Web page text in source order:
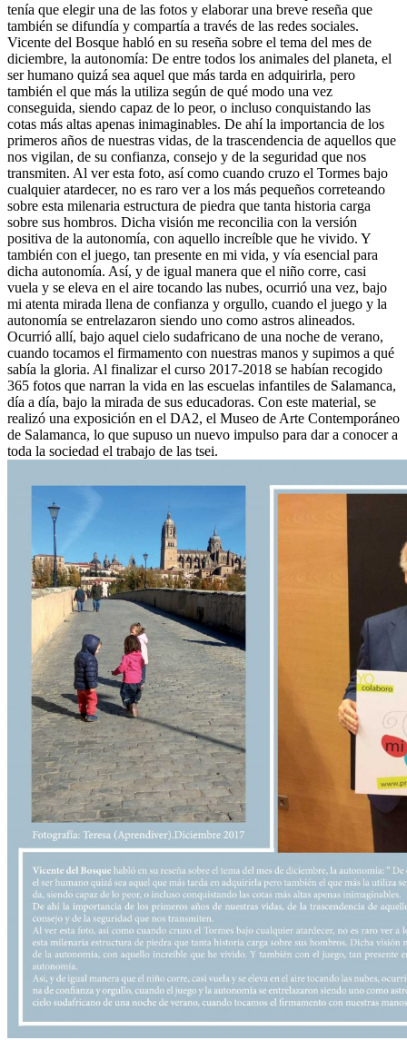
tenía que elegir una de las fotos y elaborar una breve reseña que
también se difundía y compartía a través de las redes sociales.
Vicente del Bosque habló en su reseña sobre el tema del mes de
diciembre, la autonomía: De entre todos los animales del planeta, el
ser humano quizá sea aquel que más tarda en adquirirla, pero
también el que más la utiliza según de qué modo una vez
conseguida, siendo capaz de lo peor, o incluso conquistando las
cotas más altas apenas inimaginables. De ahí la importancia de los
primeros años de nuestras vidas, de la trascendencia de aquellos que
nos vigilan, de su confianza, consejo y de la seguridad que nos
transmiten. Al ver esta foto, así como cuando cruzo el Tormes bajo
cualquier atardecer, no es raro ver a los más pequeños correteando
sobre esta milenaria estructura de piedra que tanta historia carga
sobre sus hombros. Dicha visión me reconcilia con la versión
positiva de la autonomía, con aquello increíble que he vivido. Y
también con el juego, tan presente en mi vida, y vía esencial para
dicha autonomía. Así, y de igual manera que el niño corre, casi
vuela y se eleva en el aire tocando las nubes, ocurrió una vez, bajo
mi atenta mirada llena de confianza y orgullo, cuando el juego y la
autonomía se entrelazaron siendo uno como astros alineados.
Ocurrió allí, bajo aquel cielo sudafricano de una noche de verano,
cuando tocamos el firmamento con nuestras manos y supimos a qué
sabía la gloria. Al finalizar el curso 2017-2018 se habían recogido
365 fotos que narran la vida en las escuelas infantiles de Salamanca,
día a día, bajo la mirada de sus educadoras. Con este material, se
realizó una exposición en el DA2, el Museo de Arte Contemporáneo
de Salamanca, lo que supuso un nuevo impulso para dar a conocer a
toda la sociedad el trabajo de las tsei.